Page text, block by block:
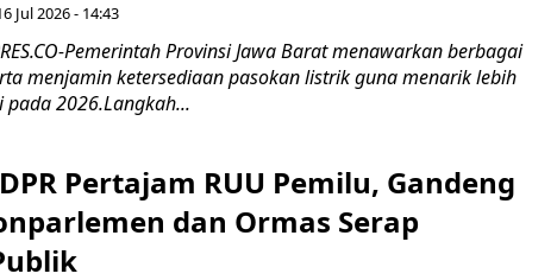
Jul 2026 - 14:43
Pemerintah Provinsi Jawa Barat menawarkan berbagai
menjamin ketersediaan pasokan listrik guna menarik lebih
pada 2026.Langkah...
Pertajam RUU Pemilu, Gandeng
dan Ormas Serap